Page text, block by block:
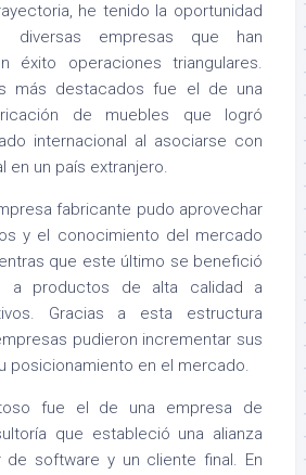
he tenido la oportunidad
diversas empresas que han
éxito operaciones triangulares.
más destacados fue el de una
de muebles que logró
internacional al asociarse con
en un país extranjero.
fabricante pudo aprovechar
y el conocimiento del mercado
que este último se benefició
a productos de alta calidad a
Gracias a esta estructura
pudieron incrementar sus
posicionamiento en el mercado.
fue el de una empresa de
que estableció una alianza
de software y un cliente final. En